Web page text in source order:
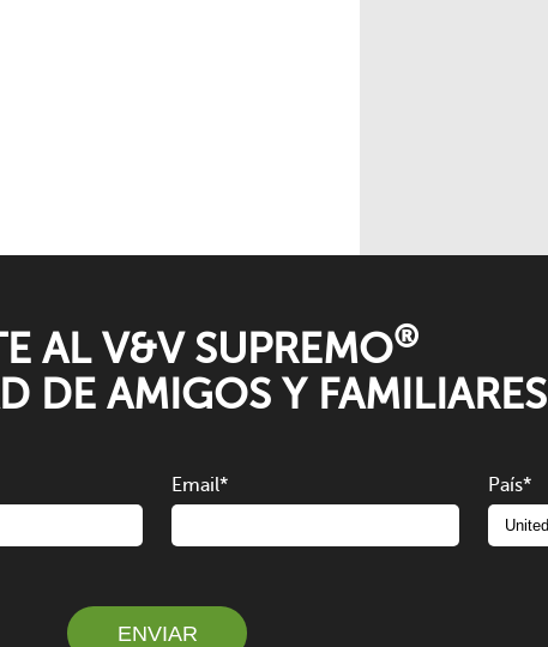
AL V&V SUPREMO®
DE AMIGOS Y FAMILIARES
Email* País*